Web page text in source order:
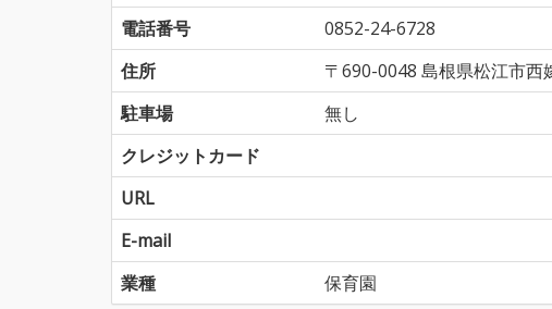
電話番号
0852-24-6728
住所
〒690-0048 島根県松江市西
駐車場
無し
クレジットカード
URL
E-mail
業種
保育園